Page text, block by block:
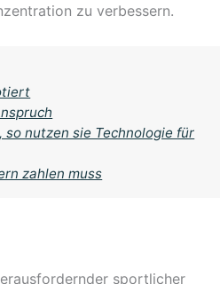
zu verbessern.
nutzen sie Technologie für
zahlen muss
sportlicher